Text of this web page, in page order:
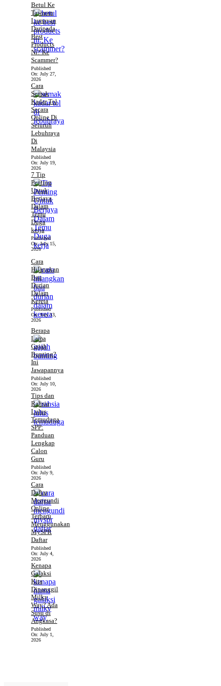
Betul Ke
Tawaran
Lumayan
Daripada
Best
Products
Ni? Ke
Scammer?
Published
On: July 27,
2026
Cara
Semak
Kadar Tol
Secara
Online Di
Seluruh
Lebuhraya
Di
Malaysia
Published
On: July 19,
2026
7 Tip
Penting
Untuk
Berjaya
Dalam
Temu
Duga
kerja
Published
On:July 15,
2026
Cara
Hilangkan
Bau
Durian
Dalam
Kereta
Published
On:July 13,
2026
Berapa
Lama
Gajah
Bunting?
Ini
Jawapannya
Published
On: July 10,
2026
Tips dan
Rahsia
Lulus
Temuduga
SPP:
Panduan
Lengkap
Calon
Guru
Published
On: July 9,
2026
Cara
Daftar
Mengundi
Online
Terbaru
Menggunakan
MySPR
Daftar
Published
On: July 4,
2026
Kenapa
Galaksi
Kita
Dipanggil
Milky
Way? Ada
Susu di
Angkasa?
Published
On: July 1,
2026